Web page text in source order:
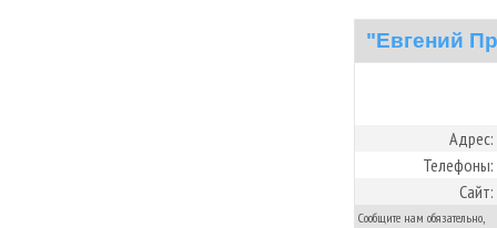
"Eвгений
Адрес:
Телефоны:
Сайт:
Сообщите нам обязательно,